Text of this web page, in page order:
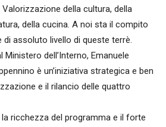
della cultura, della
della cucina. A noi sta il compito
di assoluto livello di queste terrè.
dell’Interno, Emanuele
è un’iniziativa strategica e ben
e il rilancio delle quattro
ricchezza del programma e il forte